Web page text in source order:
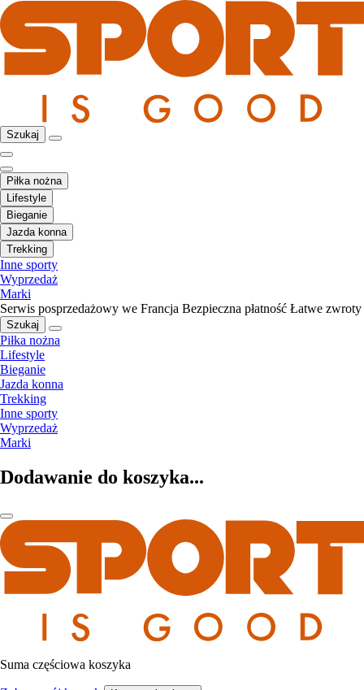
Szukaj
Piłka nożna
Lifestyle
Bieganie
Jazda konna
Trekking
Inne sporty
Wyprzedaż
Marki
Serwis posprzedażowy we Francja Bezpieczna płatność Łatwe zwroty
Szukaj
Piłka nożna
Lifestyle
Bieganie
Jazda konna
Trekking
Inne sporty
Wyprzedaż
Marki
Dodawanie do koszyka...
Suma częściowa koszyka